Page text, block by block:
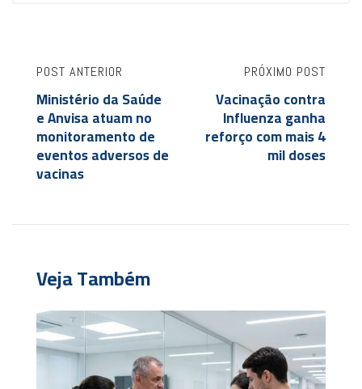
POST ANTERIOR
Ministério da Saúde
e Anvisa atuam no
monitoramento de
eventos adversos de
vacinas
PRÓXIMO POST
Vacinação contra
Influenza ganha
reforço com mais 4
mil doses
Veja Também